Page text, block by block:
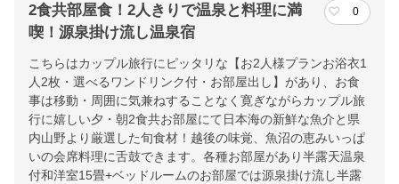
2食共部屋食！2人きりで温泉と料理に満
喫！源泉掛け流し温泉宿
0
こちらはカップル旅行にピッタリな【お2人様プランお浴衣1
人2枚・選べるワンドリンク付・お部屋出し】があり、お食
事は移動・周囲に気兼ねすることなく寛ぎながらカップル旅
行に嬉しい夕・朝2食共お部屋にて日本海の新鮮な魚介と県
内山野より厳選した旬食材！越後の味覚、魚沼の恵みいっぱ
いの会席料理に舌鼓できます。各種お部屋があり半露天温泉
付和洋室15畳+ベッドルームのお部屋では源泉掛け流し半露